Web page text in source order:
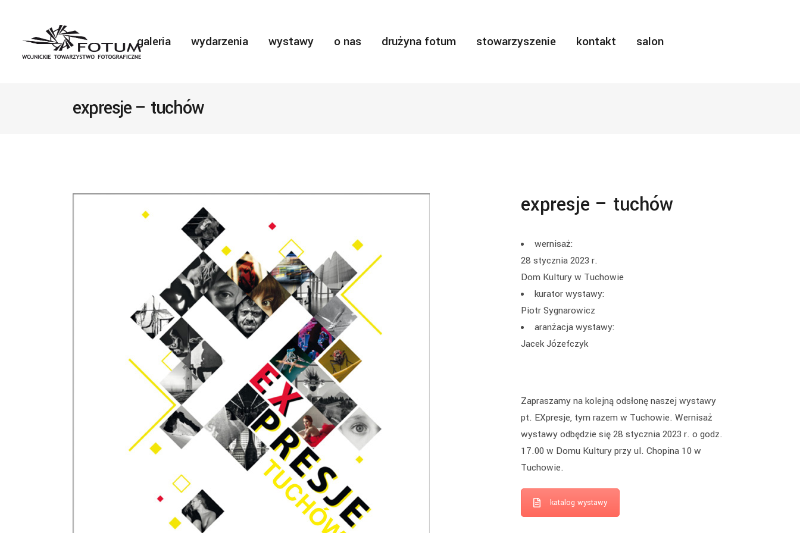
galeria wydarzenia wystawy o nas drużyna fotum stowarzyszenie kontakt salon
expresje – tuchów
expresje – tuchów
wernisaż:
28 stycznia 2023 r.
Dom Kultury w Tuchowie
kurator wystawy:
Piotr Sygnarowicz
aranżacja wystawy:
Jacek Józefczyk
Zapraszamy na kolejną odsłonę naszej wystawy
pt. EXpresje, tym razem w Tuchowie. Wernisaż
wystawy odbędzie się 28 stycznia 2023 r. o godz.
17.00 w Domu Kultury przy ul. Chopina 10 w
Tuchowie.
katalog wystawy